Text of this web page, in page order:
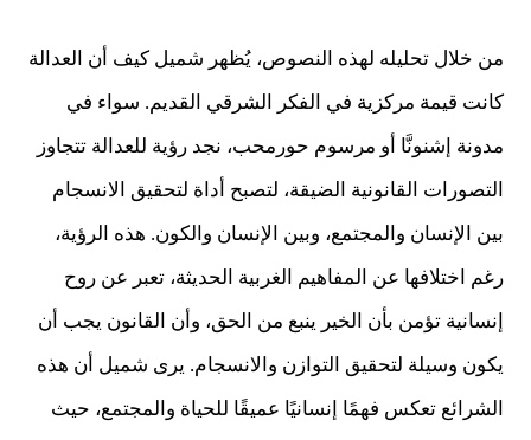
من خلال تحليله لهذه النصوص، يُظهر شميل كيف أن العدالة
كانت قيمة مركزية في الفكر الشرقي القديم. سواء في
مدونة إشنونَّا أو مرسوم حورمحب، نجد رؤية للعدالة تتجاوز
التصورات القانونية الضيقة، لتصبح أداة لتحقيق الانسجام
بين الإنسان والمجتمع، وبين الإنسان والكون. هذه الرؤية،
رغم اختلافها عن المفاهيم الغربية الحديثة، تعبر عن روح
إنسانية تؤمن بأن الخير ينبع من الحق، وأن القانون يجب أن
يكون وسيلة لتحقيق التوازن والانسجام. يرى شميل أن هذه
الشرائع تعكس فهمًا إنسانيًا عميقًا للحياة والمجتمع، حيث